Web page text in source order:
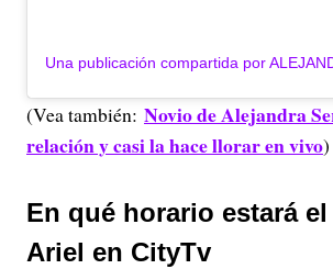
(Vea también: Novio de Alejandra
relación y casi la hace llorar en vivo)
En qué horario estará el
Ariel en CityTv